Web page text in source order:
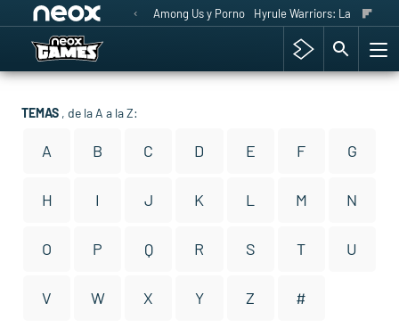
Among Us y Porno Hyrule Warriors: La Era del
TEMAS , de la A a la Z:
A B C D E F G
H I J K L M N
O P Q R S T U
V W X Y Z #